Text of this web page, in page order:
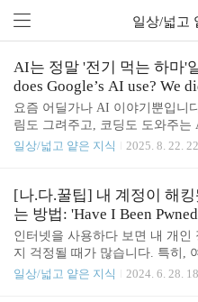
일상/넓고
AI는 정말 '전기 먹는 하마'
does Google’s AI use? We
요즘 어딜가나 AI 이야기뿐입니
림도 그려주고, 코딩도 도와주
편리하게 만들어주는 고마운 기
스(Alex de Vries)의 연구에서
는 것과 맞먹는 전력을 소비한
했습니다(de Vries, 2023). 정말
지구 어딘가에서는 화석 연료가
침 구글 클라우드 파트너 전문
글이 있어, 오늘 그 ..
일상/넓고 얕은 지식 2025. 8. 22.
[나.다.꿀팁] 내 계정이 해
는 방법: 'Have I Been
인터넷을 사용하다 보면 내 개인
지 걱정될 때가 많습니다. 특히,
정을 만들고 사용하는 만큼 그 위
일상/넓고 얕은 지식 2024. 6. 28.